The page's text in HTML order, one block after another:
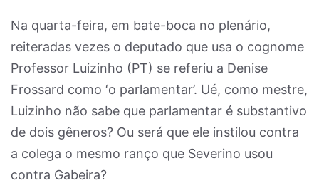
Na quarta-feira, em bate-boca no plenário,
reiteradas vezes o deputado que usa o cognome
Professor Luizinho (PT) se referiu a Denise
Frossard como ‘o parlamentar’. Ué, como mestre,
Luizinho não sabe que parlamentar é substantivo
de dois gêneros? Ou será que ele instilou contra
a colega o mesmo ranço que Severino usou
contra Gabeira?